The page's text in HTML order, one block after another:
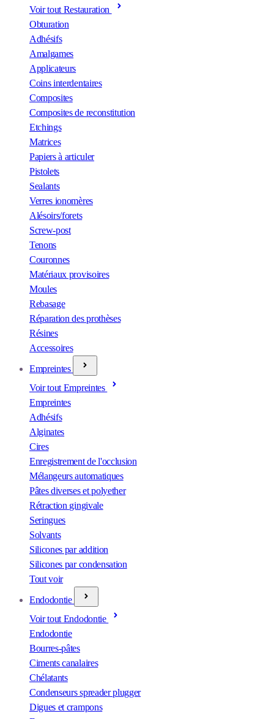
Voir tout Restauration
Obturation
Adhésifs
Amalgames
Applicateurs
Coins interdentaires
Composites
Composites de reconstitution
Etchings
Matrices
Papiers à articuler
Pistolets
Sealants
Verres ionomères
Alésoirs/forets
Screw-post
Tenons
Couronnes
Matériaux provisoires
Moules
Rebasage
Réparation des prothèses
Résines
Accessoires
Empreintes
Voir tout Empreintes
Empreintes
Adhésifs
Alginates
Cires
Enregistrement de l'occlusion
Mélangeurs automatiques
Pâtes diverses et polyether
Rétraction gingivale
Seringues
Solvants
Silicones par addition
Silicones par condensation
Tout voir
Endodontie
Voir tout Endodontie
Endodontie
Bourres-pâtes
Ciments canalaires
Chélatants
Condenseurs spreader plugger
Digues et crampons